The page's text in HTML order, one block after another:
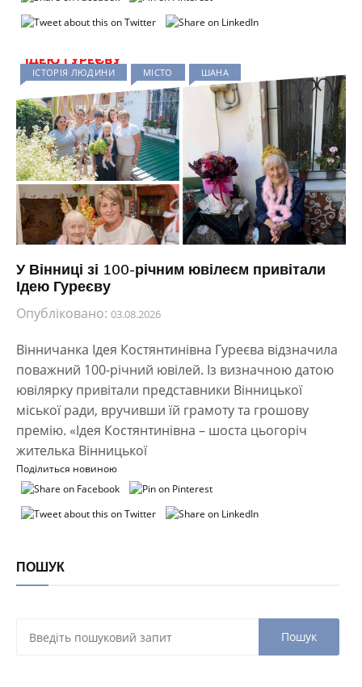
ІСТОРІЯ ЛЮДИНИ МІСТО ШАНА
У Вінниці зі 100-річним ювілеєм привітали
Ідею Гуреєву
Опубліковано: 03.08.2026
Вінничанка Ідея Костянтинівна Гуреєва відзначила
поважний 100-річний ювілей. Із визначною датою
ювілярку привітали представники Вінницької
міської ради, вручивши їй грамоту та грошову
премію. «Ідея Костянтинівна – шоста цьогоріч
жителька Вінницької
Поділиться новиною
ПОШУК